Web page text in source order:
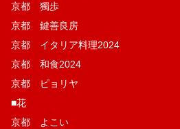
京都 獨歩
京都 鍵善良房
京都 イタリア料理2024
京都 和食2024
京都 ピョリヤ
■花
京都 よこい